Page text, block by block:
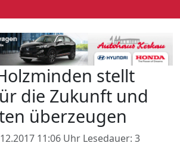
stellt
die Zukunft und
überzeugen
11:06 Uhr Lesedauer: 3